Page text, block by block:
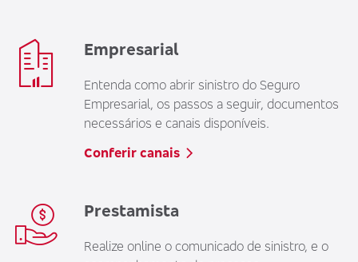
Empresarial
Entenda como abrir sinistro do Seguro
Empresarial, os passos a seguir, documentos
necessários e canais disponíveis.
Conferir canais
Prestamista
Realize online o comunicado de sinistro, e o